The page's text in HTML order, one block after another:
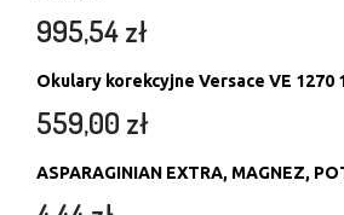
995,54zł
Okulary korekcyjne Versace VE 1270
559,00 zł
ASPARAGINIAN EXTRA, MAGNEZ,